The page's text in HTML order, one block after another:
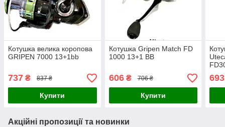
Котушка велика коропова
GRIPEN 7000 13+1bb
737 ₴ 837 ₴
Купити
Котушка Gripen Match FD
1000 13+1 BB
606₴ 706 ₴
Купити
693
Акційні пропозиції та новинки